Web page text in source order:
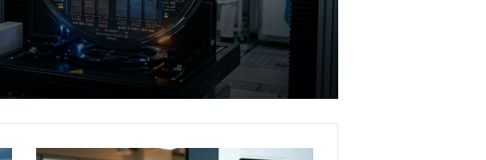
Paketleme
Detaylar